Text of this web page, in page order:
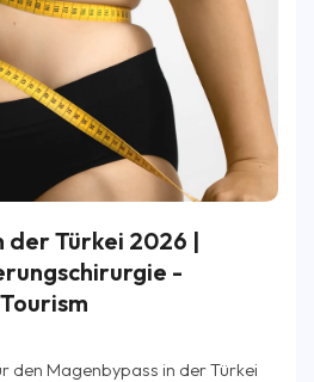
der Türkei 2026 |
-
den Magenbypass in der Türkei